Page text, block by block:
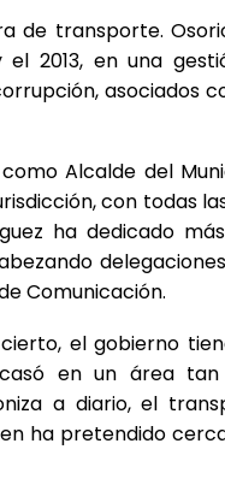
de transporte.
2013, en una
asociados
Alcalde del
con todas
ha dedicado
Comunicación.
el gobierno
en un área
a diario, el
ha pretendido